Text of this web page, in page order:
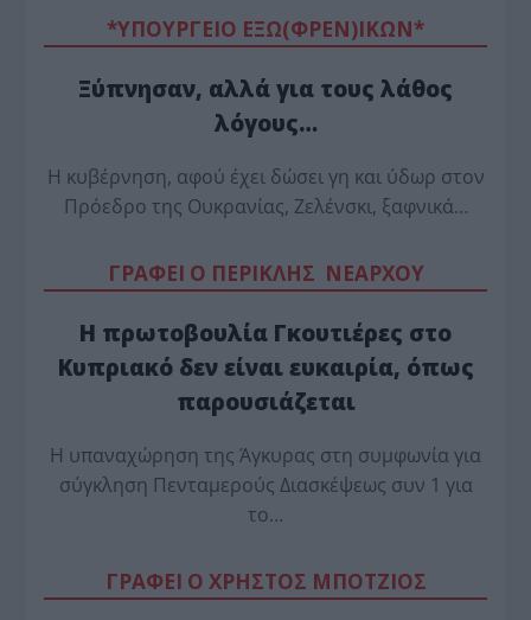
*ΥΠΟΥΡΓΕΙΟ ΕΞΩ(ΦΡΕΝ)ΙΚΩΝ*
Ξύπνησαν, αλλά για τους λάθος
λόγους…
Η κυβέρνηση, αφού έχει δώσει γη και ύδωρ στον
Πρόεδρο της Ουκρανίας, Ζελένσκι, ξαφνικά…
ΓΡΑΦΕΙ Ο ΠΕΡΙΚΛΗΣ ΝΕΑΡΧΟΥ
Η πρωτοβουλία Γκουτιέρες στο
Κυπριακό δεν είναι ευκαιρία, όπως
παρουσιάζεται
Η υπαναχώρηση της Άγκυρας στη συμφωνία για
σύγκληση Πενταμερούς Διασκέψεως συν 1 για
το…
ΓΡΑΦΕΙ Ο ΧΡΗΣΤΟΣ ΜΠΟΤΖΙΟΣ